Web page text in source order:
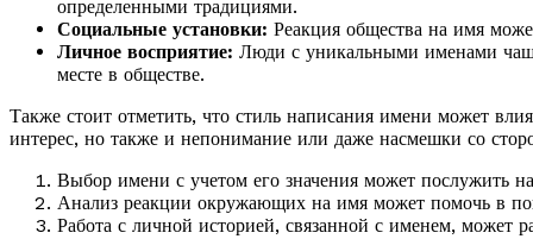
определенными традициями.
Социальные установки: Реакция общества на имя
Личное восприятие: Люди с уникальными именами
месте в обществе.
Также стоит отметить, что стиль написания имени может
интерес, но также и непонимание или даже насмешки со
Выбор имени с учетом его значения может послужить
Анализ реакции окружающих на имя может помочь в
Работа с личной историей, связанной с именем, может